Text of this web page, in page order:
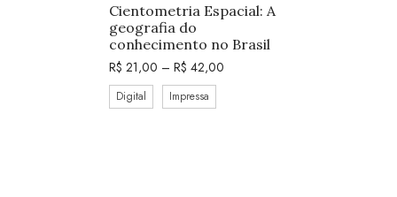
Cientometria Espacial: A
geografia do
conhecimento no Brasil
R$ 21,00 – R$ 42,00
Digital Impressa